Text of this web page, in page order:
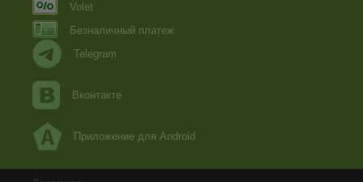
Volet
Безналичный платеж
Telegram
Вконтакте
Приложение для Android